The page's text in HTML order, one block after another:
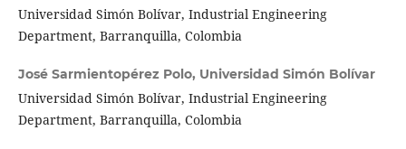
Universidad Simón Bolívar, Industrial Engineering
Department, Barranquilla, Colombia
José Sarmientopérez Polo, Universidad Simón Bolívar
Universidad Simón Bolívar, Industrial Engineering
Department, Barranquilla, Colombia